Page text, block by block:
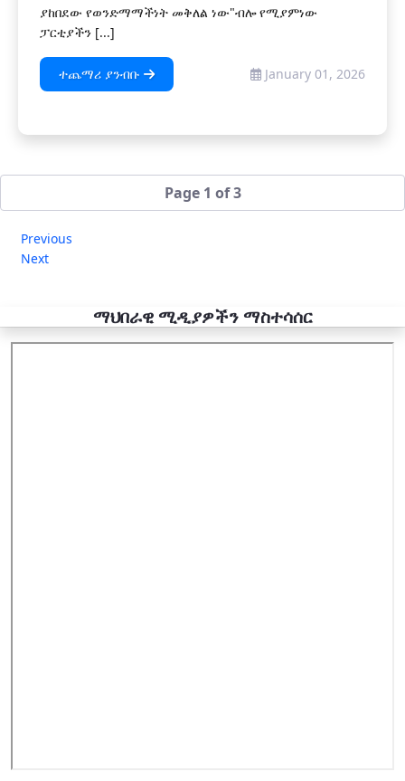
ያከበደው የወንድማማችነት መቅለል ነው"ብሎ የሚያምነው
ፓርቲያችን [...]
ተጨማሪ ያንብቡ January 01, 2026
Page 1 of 3
Previous
Next
ማህበራዊ ሚዲያዎችን ማስተሳሰር